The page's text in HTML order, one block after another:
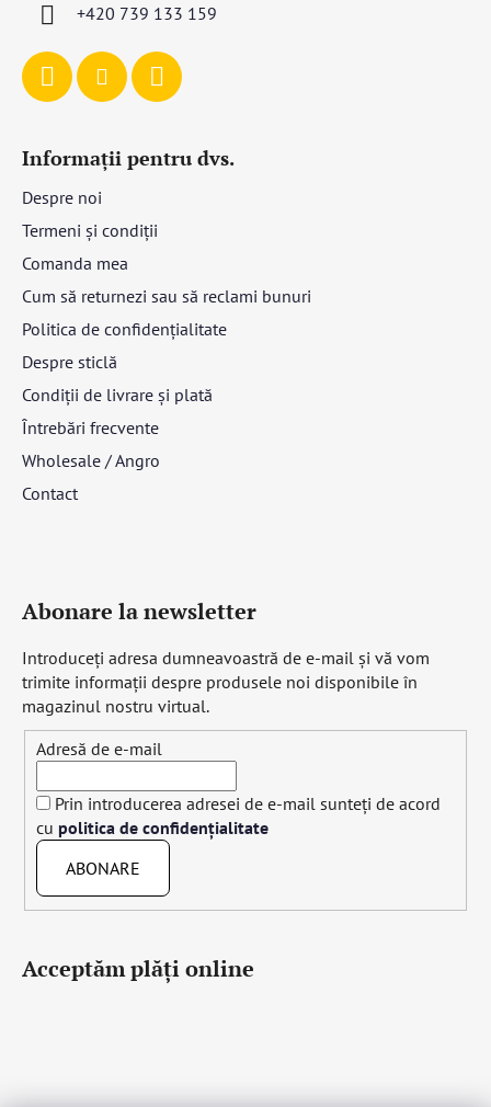
+420 739 133 159
Informații pentru dvs.
Despre noi
Termeni și condiții
Comanda mea
Cum să returnezi sau să reclami bunuri
Politica de confidențialitate
Despre sticlă
Condiții de livrare și plată
Întrebări frecvente
Wholesale / Angro
Contact
Abonare la newsletter
Introduceţi adresa dumneavoastră de e-mail şi vă vom
trimite informaţii despre produsele noi disponibile în
magazinul nostru virtual.
Adresă de e-mail
Prin introducerea adresei de e-mail sunteți de acord
cu politica de confidențialitate
ABONARE
Acceptăm plăţi online